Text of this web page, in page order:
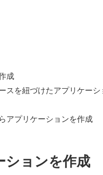
成
スを紐づけたアプリケーシ
アプリケーションを作成
ションを作成